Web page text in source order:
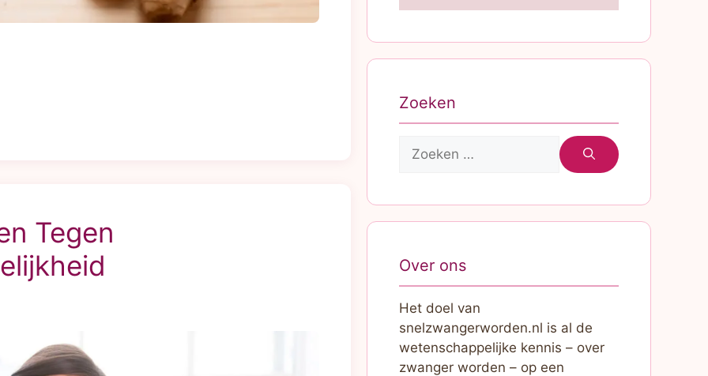
Tegen
Zoeken
Zoek
Over ons
Het doel van
snelzwangerworden.nl is al de
wetenschappelijke kennis – over
zwanger worden – op een